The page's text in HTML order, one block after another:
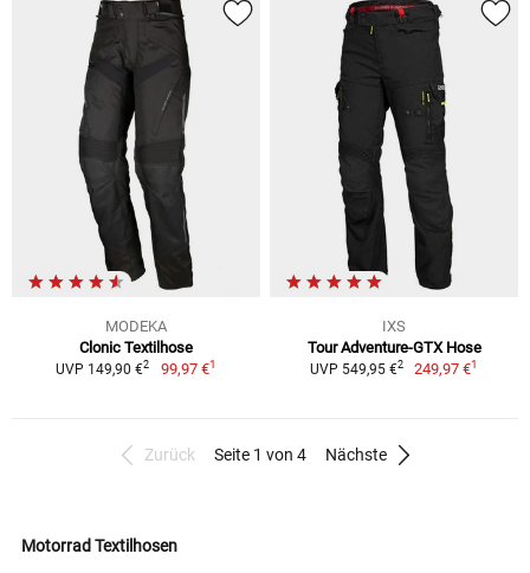
MODEKA
Clonic Textilhose
UVP 149,90 €2 99,97 €1
IXS
Tour Adventure-GTX Hose
UVP 549,95 €2 249,97 €1
Zurück Seite 1 von 4 Nächste
Motorrad Textilhosen